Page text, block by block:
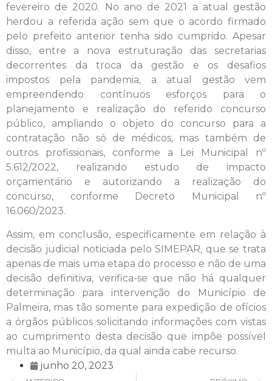
fevereiro de 2020. No ano de 2021 a atual gestão
herdou a referida ação sem que o acordo firmado
pelo prefeito anterior tenha sido cumprido. Apesar
disso, entre a nova estruturação das secretarias
decorrentes da troca da gestão e os desafios
impostos pela pandemia, a atual gestão vem
empreendendo contínuos esforços para o
planejamento e realização do referido concurso
público, ampliando o objeto do concurso para a
contratação não só de médicos, mas também de
outros profissionais, conforme a Lei Municipal nº
5.612/2022, realizando estudo de impacto
orçamentário e autorizando a realização do
concurso, conforme Decreto Municipal nº
16.060/2023.
Assim, em conclusão, especificamente em relação à
decisão judicial noticiada pelo SIMEPAR, que se trata
apenas de mais uma etapa do processo e não de uma
decisão definitiva, verifica-se que não há qualquer
determinação para intervenção do Município de
Palmeira, mas tão somente para expedição de ofícios
a órgãos públicos solicitando informações com vistas
ao cumprimento desta decisão que impõe possível
multa ao Município, da qual ainda cabe recurso.
junho 20, 2023